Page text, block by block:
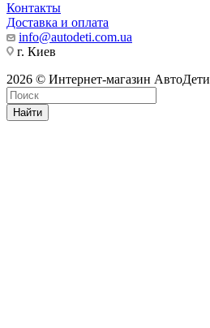
Контакты
Доставка и оплата
info@autodeti.com.ua
г. Киев
2026 © Интернет-магазин АвтоДети
Найти